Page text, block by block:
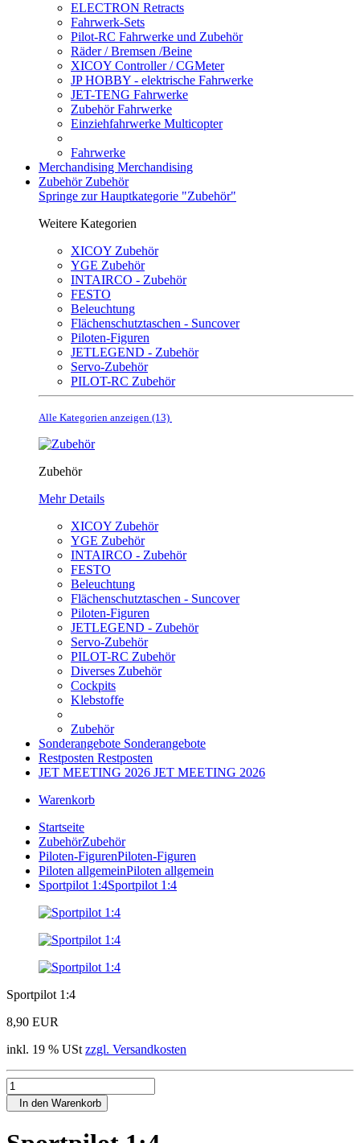
ELECTRON Retracts
Fahrwerk-Sets
Pilot-RC Fahrwerke und Zubehör
Räder / Bremsen /Beine
XICOY Controller / CGMeter
JP HOBBY - elektrische Fahrwerke
JET-TENG Fahrwerke
Zubehör Fahrwerke
Einziehfahrwerke Multicopter
Fahrwerke
Merchandising Merchandising
Zubehör Zubehör
Springe zur Hauptkategorie "Zubehör"
Weitere Kategorien
XICOY Zubehör
YGE Zubehör
INTAIRCO - Zubehör
FESTO
Beleuchtung
Flächenschutztaschen - Suncover
Piloten-Figuren
JETLEGEND - Zubehör
Servo-Zubehör
PILOT-RC Zubehör
Alle Kategorien anzeigen (13)
Zubehör
Mehr Details
XICOY Zubehör
YGE Zubehör
INTAIRCO - Zubehör
FESTO
Beleuchtung
Flächenschutztaschen - Suncover
Piloten-Figuren
JETLEGEND - Zubehör
Servo-Zubehör
PILOT-RC Zubehör
Diverses Zubehör
Cockpits
Klebstoffe
Zubehör
Sonderangebote Sonderangebote
Restposten Restposten
JET MEETING 2026 JET MEETING 2026
Warenkorb
Startseite
ZubehörZubehör
Piloten-FigurenPiloten-Figuren
Piloten allgemeinPiloten allgemein
Sportpilot 1:4Sportpilot 1:4
Sportpilot 1:4
8,90 EUR
inkl. 19 % USt zzgl. Versandkosten
In den Warenkorb